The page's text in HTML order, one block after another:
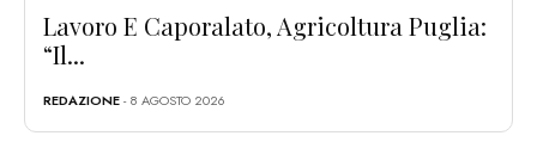
Lavoro E Caporalato, Agricoltura Puglia:
“Il...
REDAZIONE- 8 AGOSTO 2026